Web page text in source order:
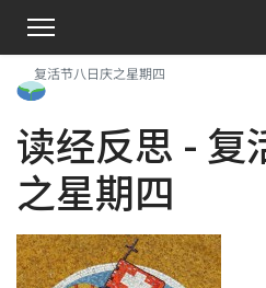
复活节八日庆之星期四
读经反思 - 复
之星期四